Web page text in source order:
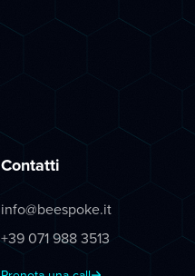
Contatti
info@beespoke.it
+39 071 988 3513